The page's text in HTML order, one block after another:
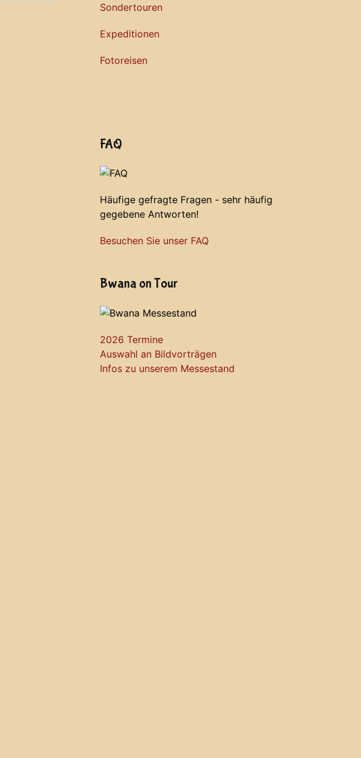
Sondertouren
Expeditionen
Fotoreisen
FAQ
Häufige gefragte Fragen - sehr häufig
gegebene Antworten!
Besuchen Sie unser FAQ
Bwana on Tour
2026 Termine
Auswahl an Bildvorträgen
Infos zu unserem Messestand